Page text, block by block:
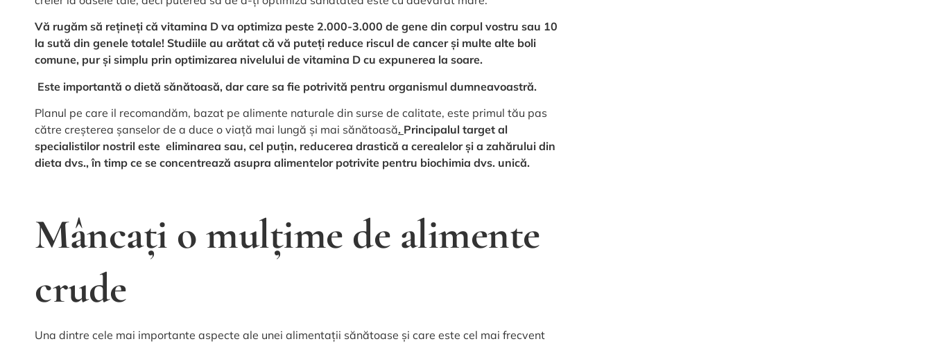
Vă rugăm să rețineți că vitamina D va optimiza peste 2.000-3.000 de gene din corpul vostru sau 10
la sută din genele totale! Studiile au arătat că vă puteți reduce riscul de cancer și multe alte boli
comune, pur și simplu prin optimizarea nivelului de vitamina D cu expunerea la soare.
Este importantă o dietă sănătoasă, dar care sa fie potrivită pentru organismul dumneavoastră.
Planul pe care il recomandăm, bazat pe alimente naturale din surse de calitate, este primul tău pas
către creșterea șanselor de a duce o viață mai lungă și mai sănătoasă. Principalul target al
specialistilor nostril este eliminarea sau, cel puțin, reducerea drastică a cerealelor și a zahărului din
dieta dvs., în timp ce se concentrează asupra alimentelor potrivite pentru biochimia dvs. unică.
Mâncați o mulțime de alimente
crude
Una dintre cele mai importante aspecte ale unei alimentații sănătoase și care este cel mai frecvent